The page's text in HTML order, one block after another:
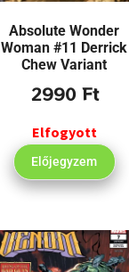
Absolute Wonder
Woman #11 Derrick
Chew Variant
2990 Ft
Elfogyott
Előjegyzem